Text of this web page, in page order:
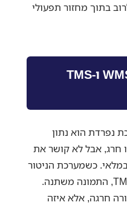
בתוך מחזור תפעולי
כיצד אינטגרציה ל-WMS ו-TMS
נפרדת הוא נתון
חרג, אבל לא קושר את
כשמערכת הניטור
מחוברת ישירות ל-WMS ול-TMS, התמונה משתנה.
חרגה, אלא איזה